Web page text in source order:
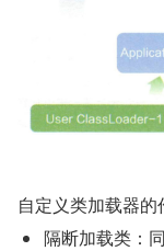
自定义类加载器的
隔断加载类：